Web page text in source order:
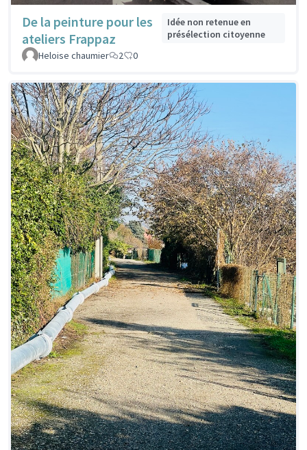
De la peinture pour les
ateliers Frappaz
Idée non retenue en
présélection citoyenne
Heloise chaumier
2 0